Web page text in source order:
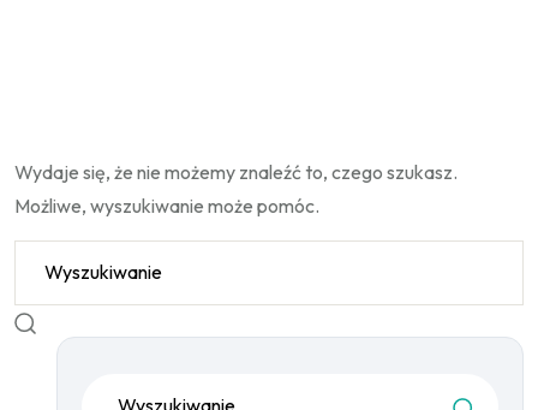
Wydaje się, że nie możemy znaleźć to, czego szukasz.
Możliwe, wyszukiwanie może pomóc.